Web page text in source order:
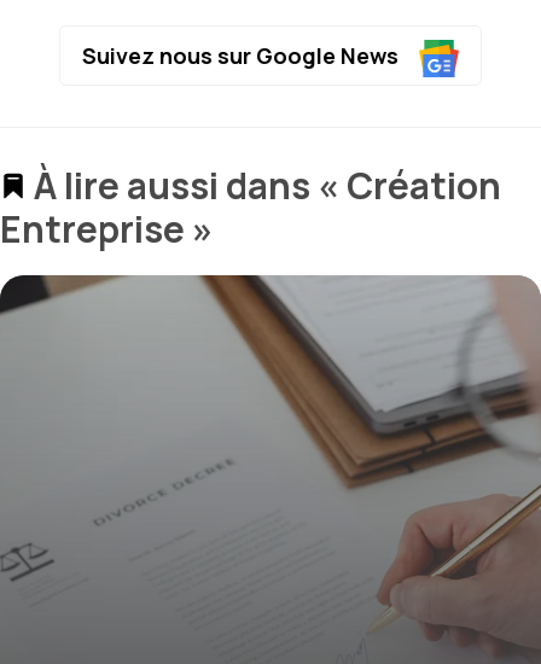
Suivez nous sur Google News
À lire aussi dans « Création
Entreprise »